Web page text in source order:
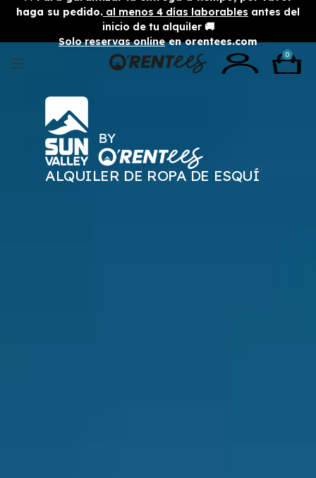
haga su pedido. al menos 4 días laborables antes del
inicio de tu alquiler 🚚
Solo reservas onlineen orentees.com
0
ALQUILER DE ROPA DE ESQUÍ